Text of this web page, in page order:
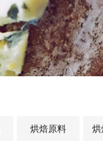
烘焙原料